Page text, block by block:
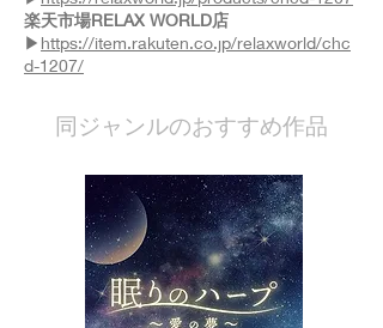
楽天市場RELAX WORLD店
▶ https://item.rakuten.co.jp/relaxworld/chc
d-1207/
​同ジャンルのおすすめ作品